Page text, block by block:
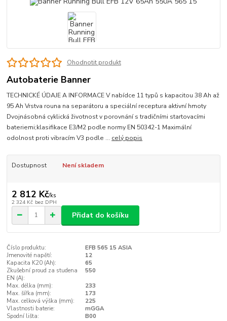
Ohodnotit produkt
Autobaterie Banner
TECHNICKÉ ÚDAJE A INFORMACE V nabídce 11 typů s kapacitou 38 Ah až
95 Ah Vrstva rouna na separátoru a speciální receptura aktivní hmoty
Dvojnásobná cyklická životnost v porovnání s tradičními startovacími
bateriemi;klasifikace E3/M2 podle normy EN 50342-1 Maximální
odolnost proti vibracím V3 podle ... celý popis
Dostupnost Není skladem
2 812 Kč/ks
2 324 Kč bez DPH
Přidat do košíku
Číslo produktu:
EFB 565 15 ASIA
Jmenovité napětí:
12
Kapacita K20 (Ah):
65
Zkušební proud za studena
EN (A):
550
Max. délka (mm):
233
Max. šířka (mm):
173
Max. celková výška (mm):
225
Vlastnosti baterie:
mGGA
Spodní lišta:
B00